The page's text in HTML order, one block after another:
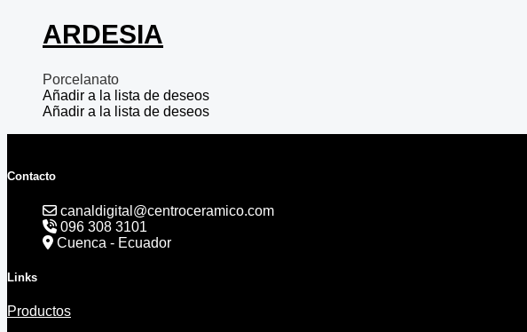
ARDESIA
Porcelanato
Añadir a la lista de deseos
Añadir a la lista de deseos
Contacto
canaldigital@centroceramico.com
096 308 3101
Cuenca - Ecuador
Links
Productos